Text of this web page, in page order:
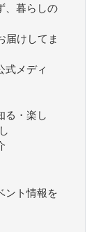
、暮らしの
届けしてま
式メディ
る・楽し
ント情報を